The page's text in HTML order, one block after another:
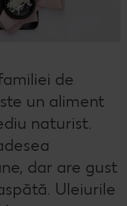
și preț mic
de
un aliment
naturist.
dar are gust
Uleiurile